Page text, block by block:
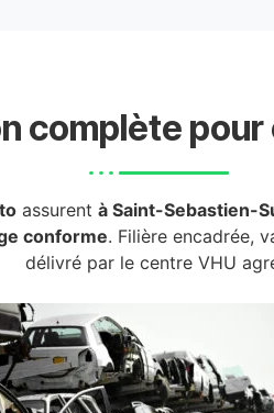
complète pour
assurent à Saint-Sebastien-
conforme. Filière encadrée,
délivré par le centre VHU